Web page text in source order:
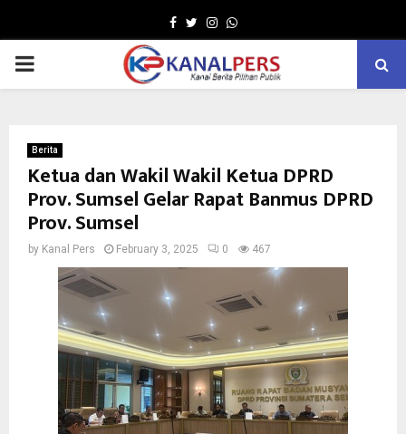
Facebook
TwitterInstagram
Whatsapp
PRIMARY
Berita
Ketua dan Wakil Wakil Ketua DPRD
Prov. Sumsel Gelar Rapat Banmus DPRD
Prov. Sumsel
by Kanal Pers February 3, 2025 0 467